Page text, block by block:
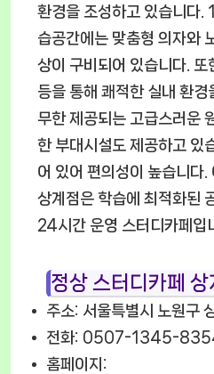
환경을 조성하고 있습니다.
습공간에는 맞춤형 의자와
상이 구비되어 있습니다. 또
등을 통해 쾌적한 실내 환경
무한 제공되는 고급스러운
한 부대시설도 제공하고 있
어 있어 편의성이 높습니다.
상계점은 학습에 최적화된
24시간 운영 스터디카페입
정상 스터디카페 상
주소: 서울특별시 노원
전화: 0507-1345-
홈페이지: